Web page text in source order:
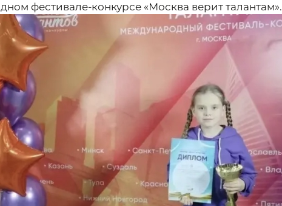
фестивале-конкурсе «Москва верит талантам».